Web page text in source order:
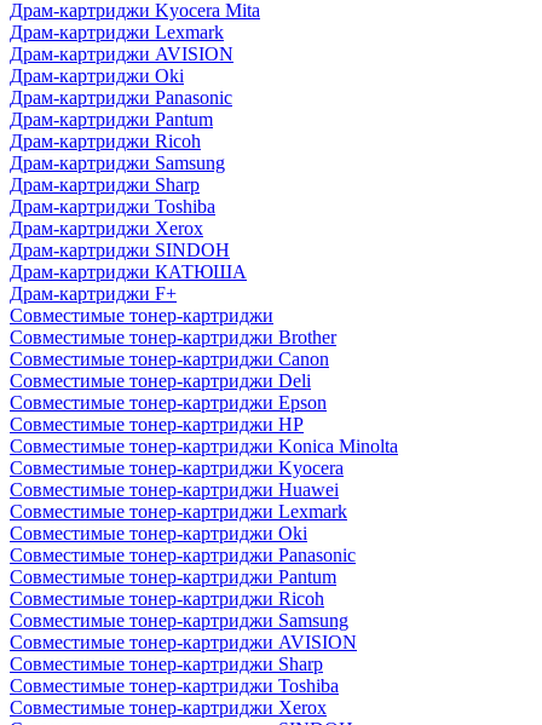
Драм-картриджи Kyocera Mita
Драм-картриджи Lexmark
Драм-картриджи AVISION
Драм-картриджи Oki
Драм-картриджи Panasonic
Драм-картриджи Pantum
Драм-картриджи Ricoh
Драм-картриджи Samsung
Драм-картриджи Sharp
Драм-картриджи Toshiba
Драм-картриджи Xerox
Драм-картриджи SINDOH
Драм-картриджи КАТЮША
Драм-картриджи F+
Совместимые тонер-картриджи
Совместимые тонер-картриджи Brother
Совместимые тонер-картриджи Canon
Совместимые тонер-картриджи Deli
Совместимые тонер-картриджи Epson
Совместимые тонер-картриджи HP
Совместимые тонер-картриджи Konica Minolta
Совместимые тонер-картриджи Kyocera
Совместимые тонер-картриджи Huawei
Совместимые тонер-картриджи Lexmark
Совместимые тонер-картриджи Oki
Совместимые тонер-картриджи Panasonic
Совместимые тонер-картриджи Pantum
Совместимые тонер-картриджи Ricoh
Совместимые тонер-картриджи Samsung
Совместимые тонер-картриджи AVISION
Совместимые тонер-картриджи Sharp
Совместимые тонер-картриджи Toshiba
Совместимые тонер-картриджи Xerox